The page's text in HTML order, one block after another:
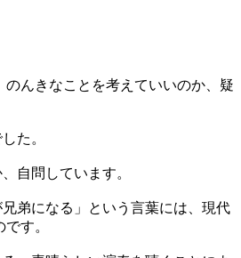
んきなことを考えていいのか、疑
た。
自問しています。
弟になる」という言葉には、現代
す。